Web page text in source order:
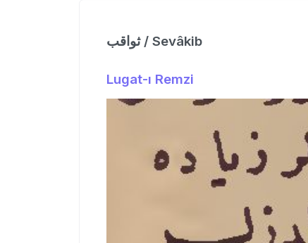
ثواقب / Sevâkib
Lugat-ı Remzi